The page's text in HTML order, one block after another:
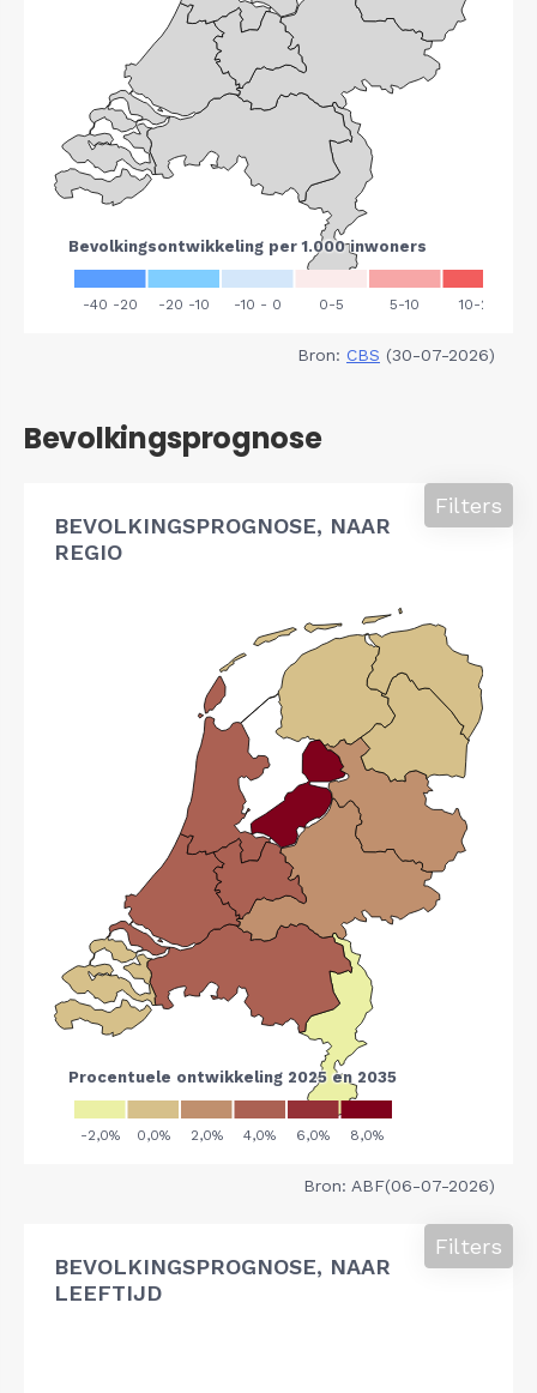
Bron: CBS (30-07-2026)
Bevolkingsprognose
BEVOLKINGSPROGNOSE, NAAR
REGIO
Filters
Bron: ABF(06-07-2026)
BEVOLKINGSPROGNOSE, NAAR
LEEFTIJD
Filters